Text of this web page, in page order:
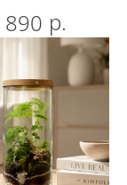
890 р.